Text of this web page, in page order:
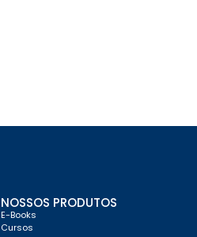
NOSSOS PRODUTOS
E-Books
Cursos